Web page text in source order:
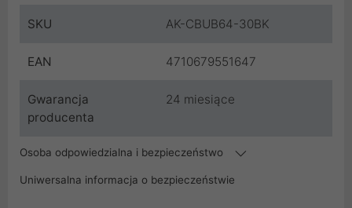
SKU AK-CBUB64-30BK
EAN 4710679551647
Gwarancja
producenta
24 miesiące
Osoba odpowiedzialna i bezpieczeństwo
Uniwersalna informacja o bezpieczeństwie